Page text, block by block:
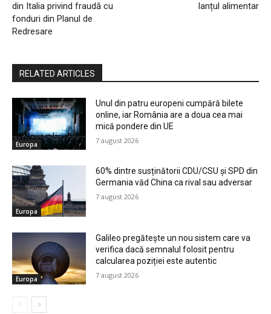
din Italia privind fraudă cu
fonduri din Planul de
Redresare
lanțul alimentar
RELATED ARTICLES
Europa
Unul din patru europeni cumpără bilete
online, iar România are a doua cea mai
mică pondere din UE
7 august 2026
Europa
60% dintre susținătorii CDU/CSU și SPD din
Germania văd China ca rival sau adversar
7 august 2026
Europa
Galileo pregătește un nou sistem care va
verifica dacă semnalul folosit pentru
calcularea poziției este autentic
7 august 2026